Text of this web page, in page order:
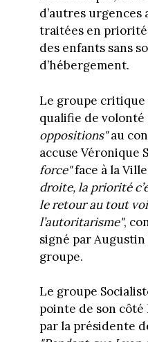
d’autres
traitées en
des enfants sans
d’hébergement.
Le groupe critique
qualifie de volonté
oppositions"au
accuse Véronique
force"face à la
droite, la priorité
le retour au tout
l’autoritarisme",
signé par
groupe.
Le groupe
pointe de son côté
par la présidente